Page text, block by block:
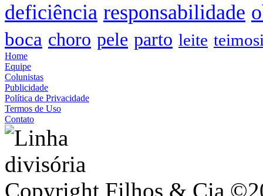
deficiência responsabilidade
boca choro pele parto leite
Home
Equipe
Colunistas
Publicidade
Política de Privacidade
Termos de Uso
Contato
Copyright Filhos & Cia